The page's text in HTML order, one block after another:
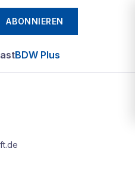
ABONNIEREN
BDW Plus